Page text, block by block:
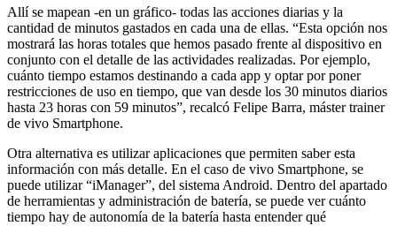
Allí se mapean -en un gráfico- todas las acciones diarias y la
cantidad de minutos gastados en cada una de ellas. “Esta opción nos
mostrará las horas totales que hemos pasado frente al dispositivo en
conjunto con el detalle de las actividades realizadas. Por ejemplo,
cuánto tiempo estamos destinando a cada app y optar por poner
restricciones de uso en tiempo, que van desde los 30 minutos diarios
hasta 23 horas con 59 minutos”, recalcó Felipe Barra, máster trainer
de vivo Smartphone.
Otra alternativa es utilizar aplicaciones que permiten saber esta
información con más detalle. En el caso de vivo Smartphone, se
puede utilizar “iManager”, del sistema Android. Dentro del apartado
de herramientas y administración de batería, se puede ver cuánto
tiempo hay de autonomía de la batería hasta entender qué